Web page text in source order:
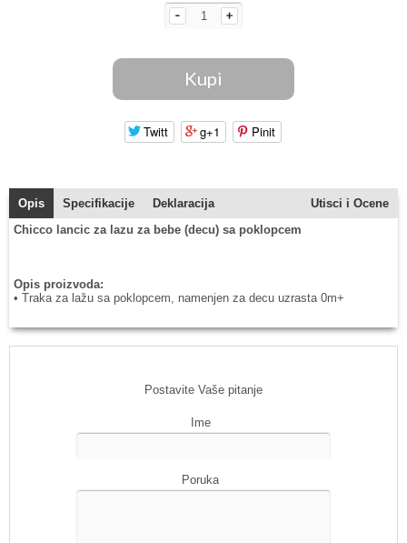
Twitt g+1 Pinit
Opis Specifikacije Deklaracija
Utisci i Ocene
Chicco lancic za lazu za bebe (decu) sa poklopcem
Opis proizvoda:
• Traka za lažu sa poklopcem, namenjen za decu uzrasta 0m+
Postavite Vaše pitanje
Ime
Poruka